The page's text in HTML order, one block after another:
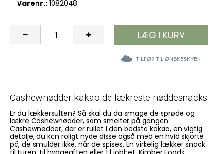
Varenr.: 1082048
LÆG I KURV
TILFØJ TIL ØNSKESKYEN
Cashewnødder kakao de lækreste nøddesnacks
Er du lækkersulten? Så skal du da smage de sprøde og
lækre Cashewnødder, som smelter på gangen.
Cashewnødder, der er rullet i den bedste kakao, en vigtig
detalje, du kan roligt nyde disse også med en hvid skjorte
på, de smulder ikke, når de spises. En virkelig lækker snack
til turen, til hyggeaften eller til jobbet. Kimber Foods